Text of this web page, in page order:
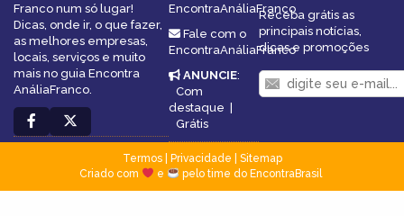
Franco num só lugar!
Dicas, onde ir, o que fazer,
as melhores empresas,
locais, serviços e muito
mais no guia Encontra
AnáliaFranco.
EncontraAnáliaFranco
Fale com o
EncontraAnáliaFranco
ANUNCIE:
Com
destaque |
Grátis
Receba grátis as
principais notícias,
dicas e promoções
Termos| Privacidade
Sitemap
Criado com
e pelo time do EncontraBrasil